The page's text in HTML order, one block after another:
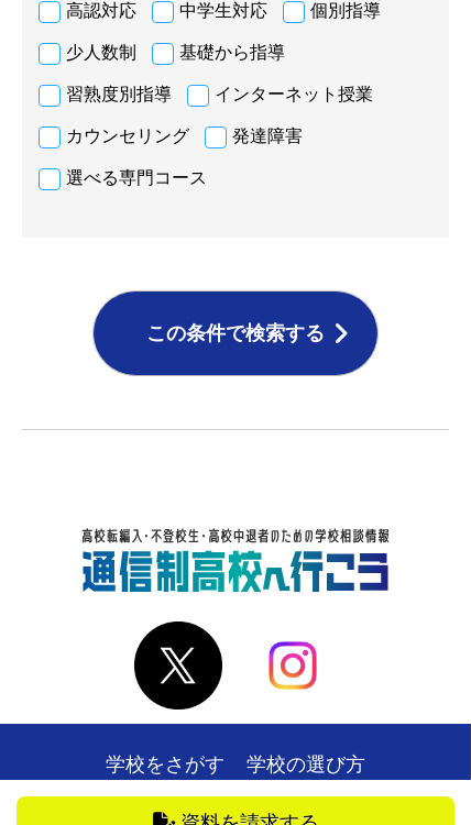
高認対応 中学生対応 個別指導
少人数制 基礎から指導
習熟度別指導 インターネット授業
カウンセリング 発達障害
選べる専門コース
この条件で検索する
学校をさがす
学校の選び方
在校生・卒業生の声
お役立ち情報